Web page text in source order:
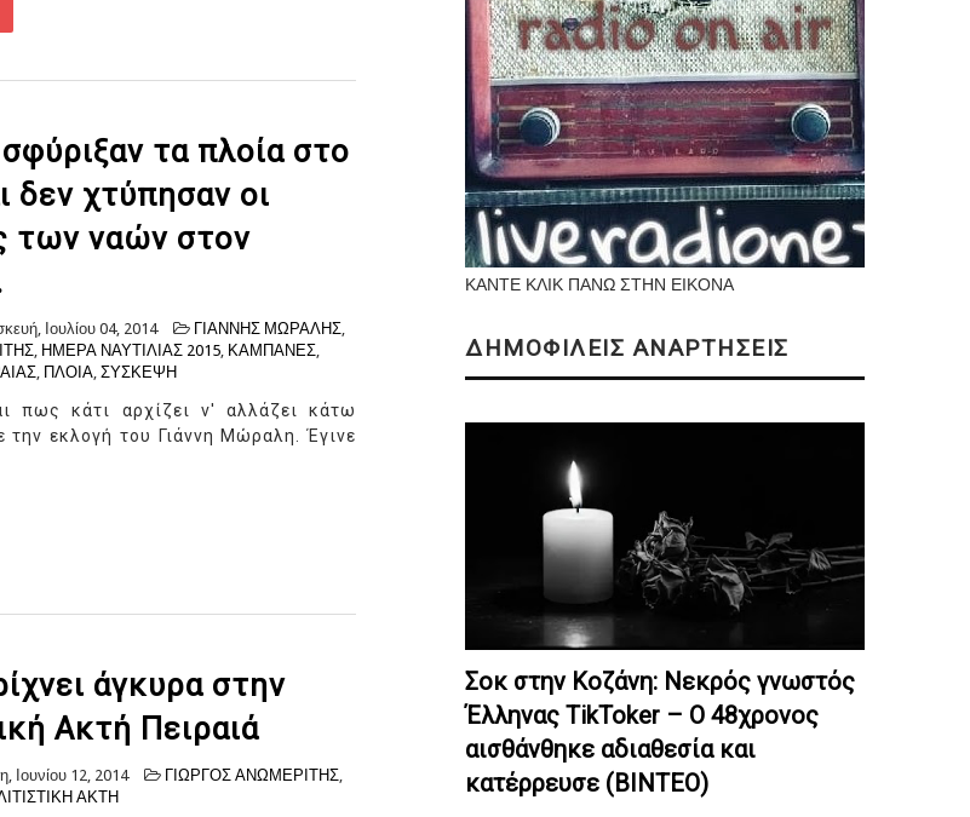
σφύριξαν τα πλοία στο
δεν χτύπησαν οι
των ναών στον
Ιουλίου 04, 2014 ΓΙΑΝΝΗΣ ΜΩΡΑΛΗΣ,
, ΗΜΕΡΑ ΝΑΥΤΙΛΙΑΣ 2015, ΚΑΜΠΑΝΕΣ,
, ΠΛΟΙΑ, ΣΥΣΚΕΨΗ
πως κάτι αρχίζει ν' αλλάζει κάτω
την εκλογή του Γιάννη Μώραλη. Έγινε
άγκυρα στην
Ακτή Πειραιά
Ιουνίου 12, 2014 ΓΙΩΡΓΟΣ ΑΝΩΜΕΡΙΤΗΣ,
ΑΚΤΗ
ΚΑΝΤΕ ΚΛΙΚ ΠΑΝΩ ΣΤΗΝ ΕΙΚΟΝΑ
ΔΗΜΟΦΙΛΕΙΣ ΑΝΑΡΤΗΣΕΙΣ
Σοκ στην Κοζάνη: Nεκρός γνωστός
Έλληνας TikToker – Ο 48χρονος
αισθάνθηκε αδιαθεσία και
κατέρρευσε (ΒΙΝΤΕΟ)